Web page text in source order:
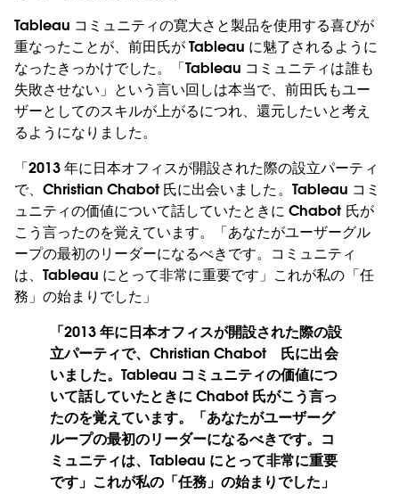
Tableau コミュニティの寛大さと製品を使用する喜びが
重なったことが、前田氏が Tableau に魅了されるように
なったきっかけでした。「Tableau コミュニティは誰も
失敗させない」という言い回しは本当で、前田氏もユー
ザーとしてのスキルが上がるにつれ、還元したいと考え
るようになりました。
「2013 年に日本オフィスが開設された際の設立パーティ
で、Christian Chabot 氏に出会いました。Tableau コミ
ュニティの価値について話していたときに Chabot 氏が
こう言ったのを覚えています。「あなたがユーザーグル
ープの最初のリーダーになるべきです。コミュニティ
は、Tableau にとって非常に重要です」これが私の「任
務」の始まりでした」
「2013 年に日本オフィスが開設された際の設
立パーティで、Christian Chabot 氏に出会
いました。Tableau コミュニティの価値につ
いて話していたときに Chabot 氏がこう言っ
たのを覚えています。「あなたがユーザーグ
ループの最初のリーダーになるべきです。コ
ミュニティは、Tableau にとって非常に重要
です」これが私の「任務」の始まりでした」